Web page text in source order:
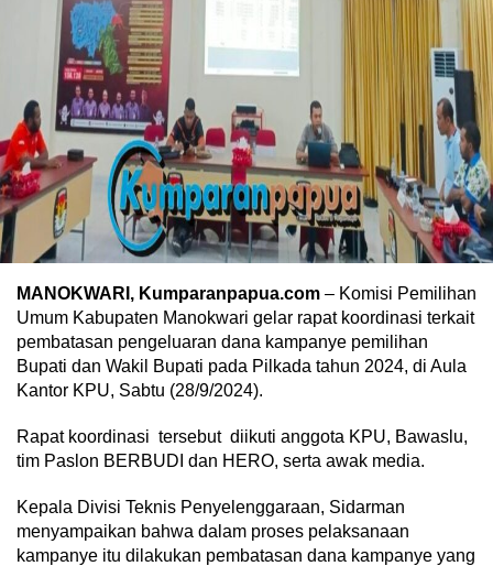
MANOKWARI, Kumparanpapua.com – Komisi Pemilihan
Umum Kabupaten Manokwari gelar rapat koordinasi terkait
pembatasan pengeluaran dana kampanye pemilihan
Bupati dan Wakil Bupati pada Pilkada tahun 2024, di Aula
Kantor KPU, Sabtu (28/9/2024).
Rapat koordinasi tersebut diikuti anggota KPU, Bawaslu,
tim Paslon BERBUDI dan HERO, serta awak media.
Kepala Divisi Teknis Penyelenggaraan, Sidarman
menyampaikan bahwa dalam proses pelaksanaan
kampanye itu dilakukan pembatasan dana kampanye yang